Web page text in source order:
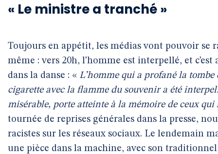
« Le ministre a tranché »
Toujours en appétit, les médias vont pouvoir se
même : vers 20h, l’homme est interpellé, et
dans la danse : « L’homme qui a profané la
cigarette avec la flamme du souvenir a été
misérable, porte atteinte à la mémoire de ceux
tournée de reprises générales dans la presse,
racistes sur les réseaux sociaux. Le lendemain
une pièce dans la machine, avec son